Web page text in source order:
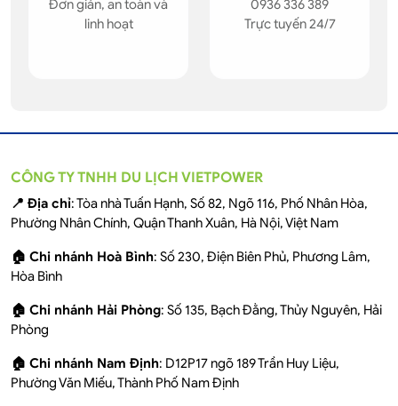
Đơn giản, an toàn và
linh hoạt
0936 336 389
Trực tuyến 24/7
CÔNG TY TNHH DU LỊCH VIETPOWER
📍 Địa chỉ: Tòa nhà Tuấn Hạnh, Số 82, Ngõ 116, Phố Nhân Hòa,
Phường Nhân Chính, Quận Thanh Xuân, Hà Nội, Việt Nam
🏠 Chi nhánh Hoà Bình: Số 230, Điện Biên Phủ, Phương Lâm,
Hòa Bình
🏠 Chi nhánh Hải Phòng: Số 135, Bạch Đằng, Thủy Nguyên, Hải
Phòng
🏠 Chi nhánh Nam Định: D12P17 ngõ 189 Trần Huy Liệu,
Phường Văn Miếu, Thành Phố Nam Định